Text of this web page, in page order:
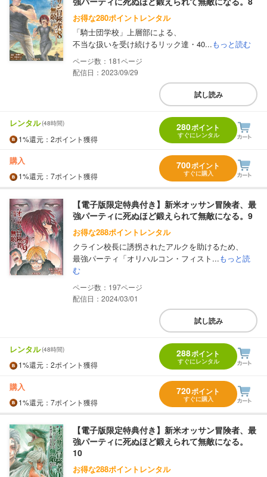
お得な280ポイントレンタル
「騎士団学校」上層部による、
不当な扱いを受け続けるリック達・40...もっと読む
181
配信日：2023/09/29
試し読み
レンタル(48時間)
1%還元 ：2ポイント獲得
280ポイント
すぐにレンタル
購入
1%還元 ：7ポイント獲得
700ポイント
すぐに購入
【電子版限定特典付き】新米オッサン冒険者、最
強パーティに死ぬほど鍛えられて無敵になる。9
お得な288ポイントレンタル
クライン校長に誘拐されたアルクを助けるため、
最強パーティ「オリハルコン・フィスト...もっと読
む
197
配信日：2024/03/01
試し読み
レンタル(48時間)
1%還元 ：2ポイント獲得
288ポイント
すぐにレンタル
購入
1%還元 ：7ポイント獲得
720ポイント
すぐに購入
【電子版限定特典付き】新米オッサン冒険者、最
強パーティに死ぬほど鍛えられて無敵になる。
10
お得な288ポイントレンタル